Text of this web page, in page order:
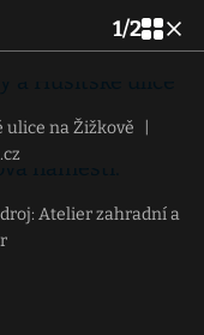
1/2
ulice na Žižkově
Atelier zahradní a